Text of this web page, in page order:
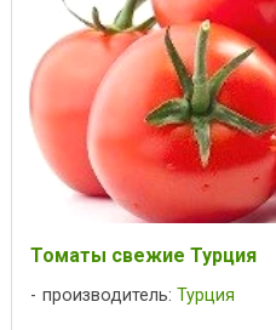
Томаты свежие Турция
производитель: Турция